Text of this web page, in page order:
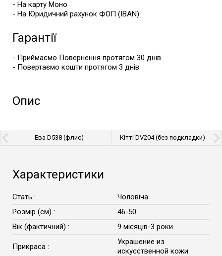
- На карту Моно
- На Юридичний рахунок ФОП (IBAN)
Гарантії
- Приймаємо Повернення протягом 30 днів
- Повертаємо кошти протягом 3 днів
Опис
Кітті DV204 (без подкладки)
Ева D538 (флис)
Характеристики
Стать :
Чоловіча
Розмір (см) :
46-50
Вік (фактичний) :
9 місяців-3 роки
Прикраса :
Украшение из
искусственной кожи